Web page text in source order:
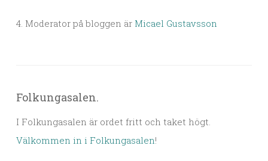
4. Moderator på bloggen är Micael Gustavsson
Folkungasalen.
I Folkungasalen är ordet fritt och taket högt.
Välkommen in i Folkungasalen!